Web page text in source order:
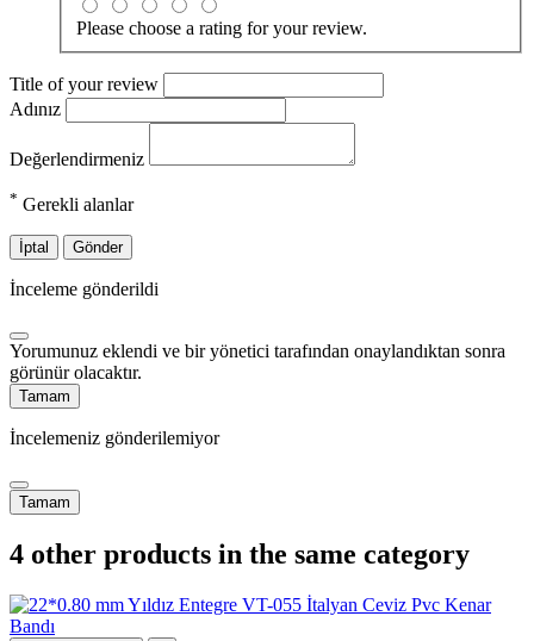
Please choose a rating for your review.
Title of your review
Adınız
Değerlendirmeniz
* Gerekli alanlar
İptal Gönder
İnceleme gönderildi
Yorumunuz eklendi ve bir yönetici tarafından onaylandıktan sonra
görünür olacaktır.
Tamam
İncelemeniz gönderilemiyor
Tamam
4 other products in the same category